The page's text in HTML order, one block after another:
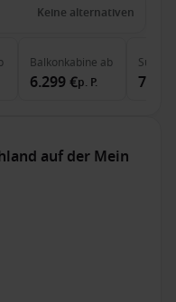
Keine alternativen
Balkonkabine ab
6.299 €p. P.
Suite
auf der Mein